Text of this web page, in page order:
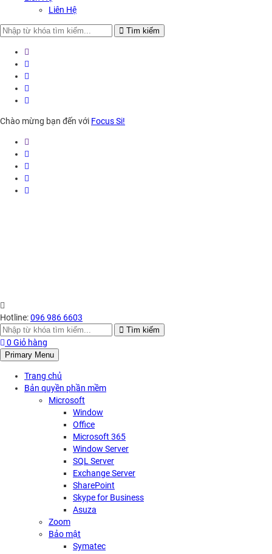
Liên Hệ
Search
Tìm kiếm
Chào mừng bạn đến với Focus Si!
Hotline:096 986 6603
Search
for:
Tìm kiếm
0 Giỏ hàng
Primary Menu
Trang chủ
Bản quyền phần mềm
Microsoft
Window
Office
Microsoft 365
Window Server
SQL Server
Exchange Server
SharePoint
Skype for Business
Asuza
Zoom
Bảo mật
Symatec